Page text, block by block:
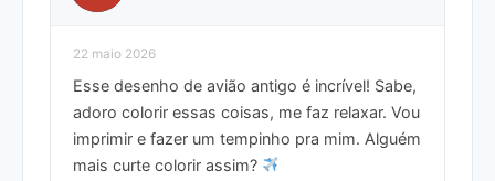
22 maio 2026
Esse desenho de avião antigo é incrível! Sabe,
adoro colorir essas coisas, me faz relaxar. Vou
imprimir e fazer um tempinho pra mim. Alguém
mais curte colorir assim?